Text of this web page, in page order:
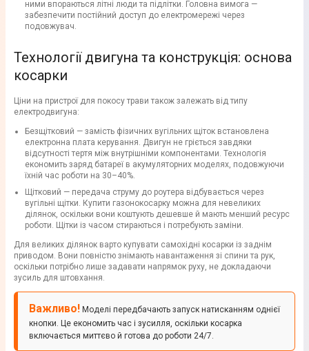
ними впораються літні люди та підлітки. Головна вимога —
забезпечити постійний доступ до електромережі через
подовжувач.
Технології двигуна та конструкція: основа
косарки
Ціни на пристрої для покосу трави також залежать від типу
електродвигуна:
Безщітковий — замість фізичних вугільних щіток встановлена
електронна плата керування. Двигун не гріється завдяки
відсутності тертя між внутрішніми компонентами. Технологія
економить заряд батареї в акумуляторних моделях, подовжуючи
їхній час роботи на 30–40%.
Щітковий — передача струму до роутера відбувається через
вугільні щітки. Купити газонокосарку можна для невеликих
ділянок, оскільки вони коштують дешевше й мають менший ресурс
роботи. Щітки із часом стираються і потребують заміни.
Для великих ділянок варто купувати самохідні косарки із заднім
приводом. Вони повністю знімають навантаження зі спини та рук,
оскільки потрібно лише задавати напрямок руху, не докладаючи
зусиль для штовхання.
Важливо! Моделі передбачають запуск натисканням однієї
кнопки. Це економить час і зусилля, оскільки косарка
включається миттєво й готова до роботи 24/7.